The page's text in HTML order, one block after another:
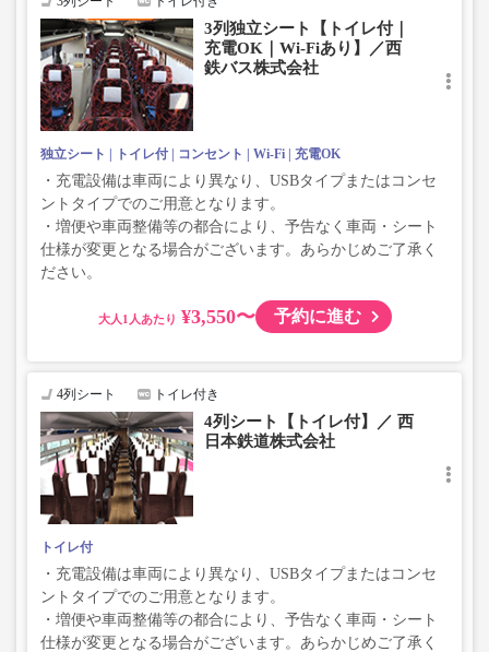
3列独立シート【トイレ付｜
充電OK｜Wi-Fiあり】／西
鉄バス株式会社
独立シート トイレ付 コンセント Wi-Fi 充電OK
・充電設備は車両により異なり、USBタイプまたはコンセ
ントタイプでのご用意となります。
・増便や車両整備等の都合により、予告なく車両・シート
仕様が変更となる場合がございます。あらかじめご了承く
ださい。
大人 ¥3,550〜 予約に進む
4列シート トイレ付き
4列シート【トイレ付】／ 西
日本鉄道株式会社
トイレ付
・充電設備は車両により異なり、USBタイプまたはコンセ
ントタイプでのご用意となります。
・増便や車両整備等の都合により、予告なく車両・シート
仕様が変更となる場合がございます。あらかじめご了承く